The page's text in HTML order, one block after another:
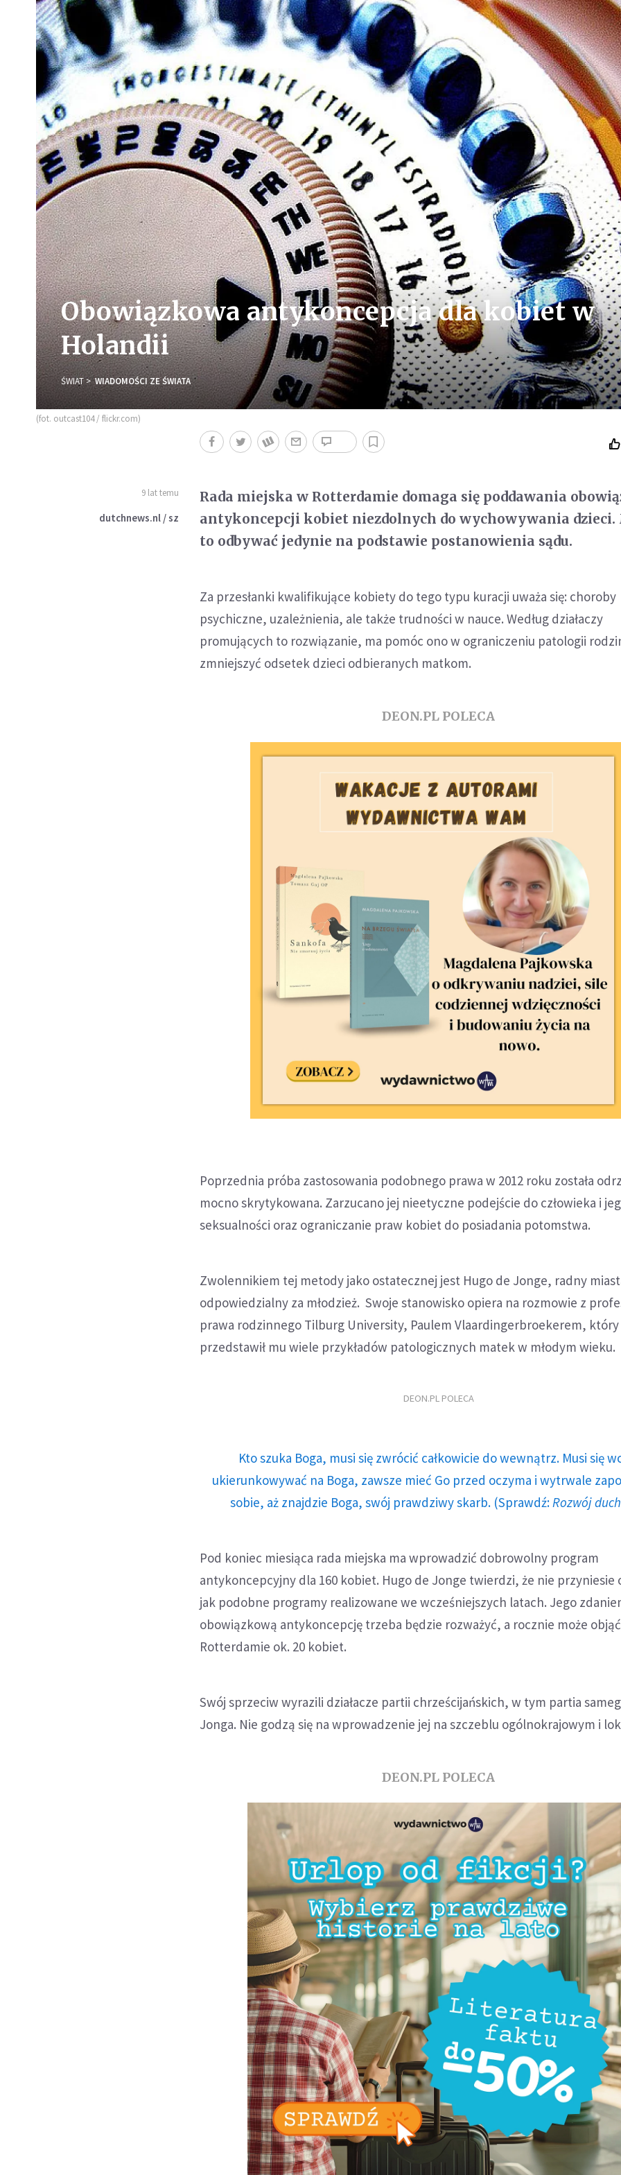
Obowiązkowa antykoncepcja dla kobiet w
Holandii
ŚWIAT WIADOMOŚCI ZE ŚWIATA
(fot. outcast104 / flickr.com)
9 lat temu
dutchnews.nl / sz
Rada miejska w Rotterdamie domaga się poddawania
antykoncepcji kobiet niezdolnych do wychowywania dzieci.
to odbywać jedynie na podstawie postanowienia sądu.
Za przesłanki kwalifikujące kobiety do tego typu kuracji uważa się: choroby
psychiczne, uzależnienia, ale także trudności w nauce. Według działaczy
promujących to rozwiązanie, ma pomóc ono w ograniczeniu patologii
zmniejszyć odsetek dzieci odbieranych matkom.
DEON.PL POLECA
Poprzednia próba zastosowania podobnego prawa w 2012 roku została
mocno skrytykowana. Zarzucano jej nieetyczne podejście do człowieka i
seksualności oraz ograniczanie praw kobiet do posiadania potomstwa.
Zwolennikiem tej metody jako ostatecznej jest Hugo de Jonge, radny
odpowiedzialny za młodzież. Swoje stanowisko opiera na rozmowie z
prawa rodzinnego Tilburg University, Paulem Vlaardingerbroekerem, który
przedstawił mu wiele przykładów patologicznych matek w młodym wieku.
DEON.PL POLECA
Kto szuka Boga, musi się zwrócić całkowicie do wewnątrz. Musi się
ukierunkowywać na Boga, zawsze mieć Go przed oczyma i wytrwale
sobie, aż znajdzie Boga, swój prawdziwy skarb. (Sprawdź: Rozwój
Pod koniec miesiąca rada miejska ma wprowadzić dobrowolny program
antykoncepcyjny dla 160 kobiet. Hugo de Jonge twierdzi, że nie przyniesie
jak podobne programy realizowane we wcześniejszych latach. Jego
obowiązkową antykoncepcję trzeba będzie rozważyć, a rocznie może
Rotterdamie ok. 20 kobiet.
Swój sprzeciw wyrazili działacze partii chrześcijańskich, w tym partia
Jonga. Nie godzą się na wprowadzenie jej na szczeblu ogólnokrajowym i
DEON.PL POLECA